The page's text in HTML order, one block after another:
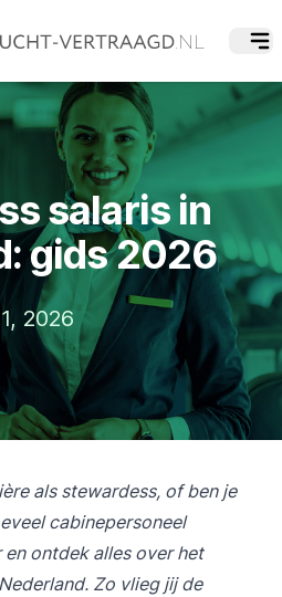
salaris in
gids 2026
2026
als stewardess, of ben je
cabinepersoneel
ontdek alles over het
Zo vlieg jij de